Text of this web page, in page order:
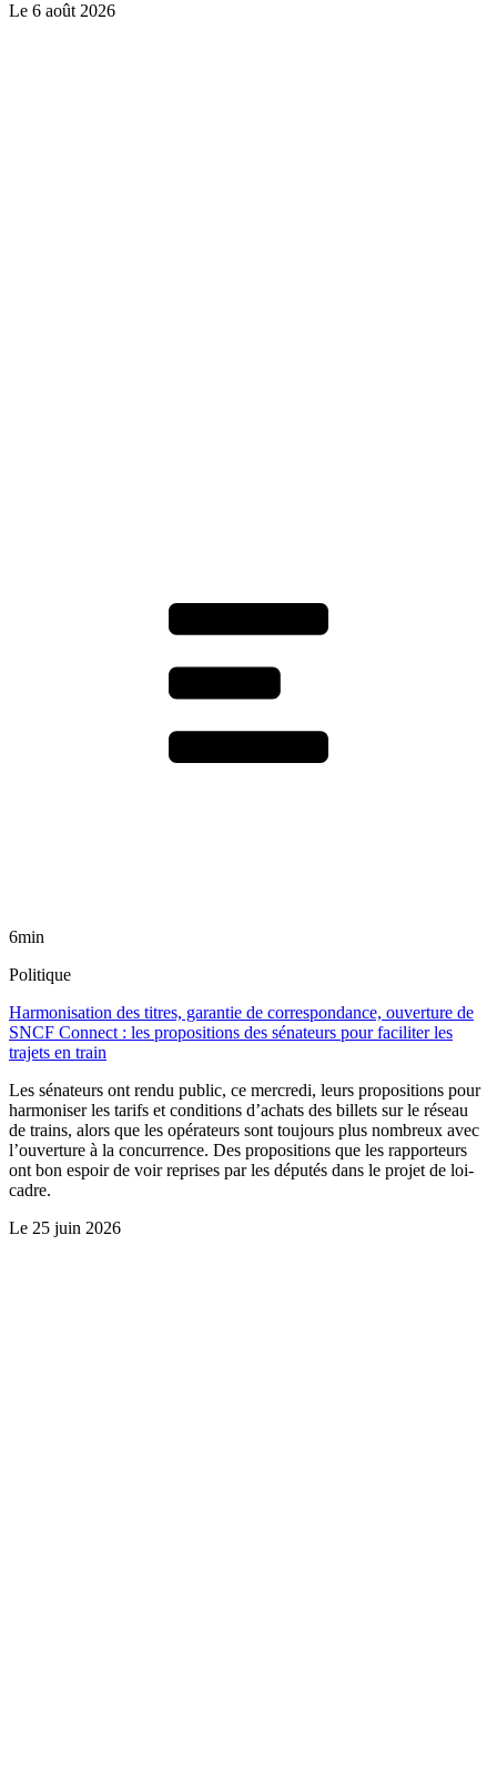
Le 6 août 2026
6min
Politique
Harmonisation des titres, garantie de correspondance, ouverture de
SNCF Connect : les propositions des sénateurs pour faciliter les
trajets en train
Les sénateurs ont rendu public, ce mercredi, leurs propositions pour
harmoniser les tarifs et conditions d’achats des billets sur le réseau
de trains, alors que les opérateurs sont toujours plus nombreux avec
l’ouverture à la concurrence. Des propositions que les rapporteurs
ont bon espoir de voir reprises par les députés dans le projet de loi-
cadre.
Le 25 juin 2026